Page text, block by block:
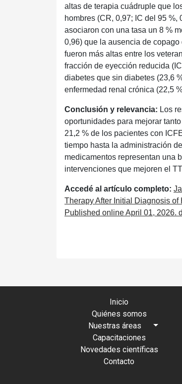
altas de terapia cuádruple que
hombres (CR, 0,97; IC del 95
asociaron con una tasa un 8 %
0,96) que la ausencia de
fueron más altas entre los
fracción de eyección reducida
diabetes que sin diabetes (23,6
enfermedad renal crónica (22,5
Conclusión y relevancia: Los
oportunidades para mejorar
21,2 % de los pacientes con
tiempo hasta la administración
medicamentos representan una
intervenciones que mejoren el
Accedé al artículo completo:
Therapy After Initial Diagnosis
Published online April 01, 2026.
Inicio
Quiénes somos
Nuestras áreas
Capacitaciones
Novedades científicas
Contacto